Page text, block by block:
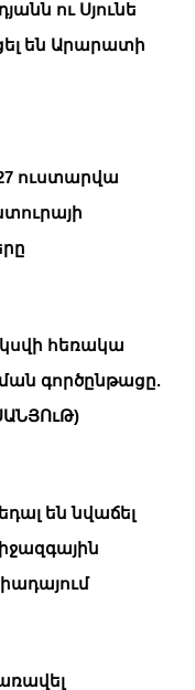
ու Սյունե
են Արարատի
ուստարվա
հեռակա
գործընթացը.
են նվաճել